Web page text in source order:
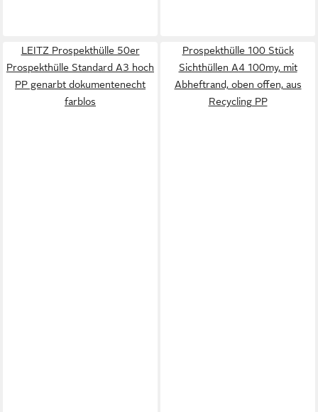
LEITZ Prospekthülle 50er
Prospekthülle Standard A3 hoch
PP genarbt dokumentenecht
farblos
Prospekthülle 100 Stück
Sichthüllen A4 100my, mit
Abheftrand, oben offen, aus
Recycling PP